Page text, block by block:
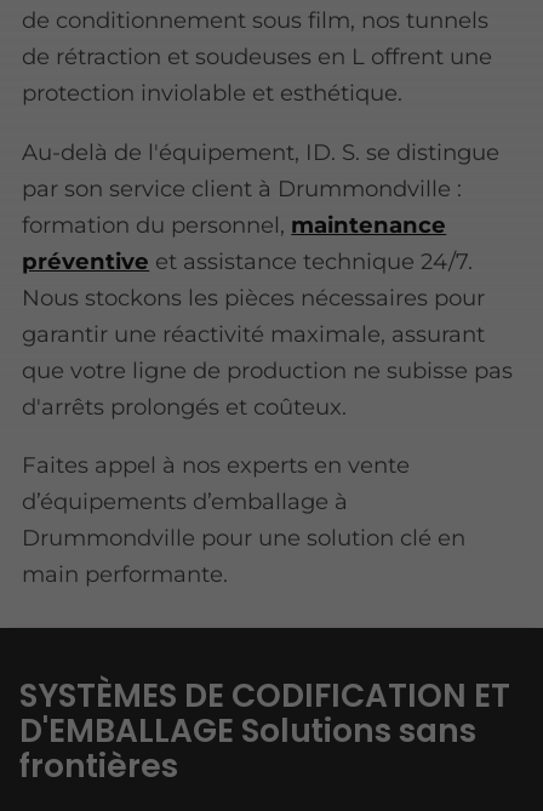
de conditionnement sous film, nos tunnels
de rétraction et soudeuses en L offrent une
protection inviolable et esthétique.
Au-delà de l'équipement, ID. S. se distingue
par son service client à Drummondville :
formation du personnel, maintenance
préventive et assistance technique 24/7.
Nous stockons les pièces nécessaires pour
garantir une réactivité maximale, assurant
que votre ligne de production ne subisse pas
d'arrêts prolongés et coûteux.
Faites appel à nos experts en vente
d’équipements d’emballage à
Drummondville pour une solution clé en
main performante.
SYSTÈMES DE CODIFICATION ET
D'EMBALLAGE Solutions sans
frontières